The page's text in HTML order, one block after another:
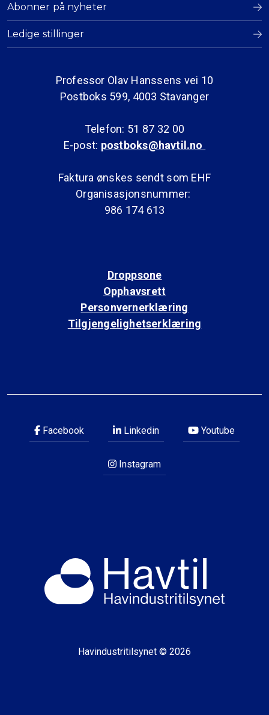
Abonner på nyheter
Ledige stillinger
Professor Olav Hanssens vei 10
Postboks 599, 4003 Stavanger
Telefon: 51 87 32 00
E-post: postboks@havtil.no
Faktura ønskes sendt som EHF
Organisasjonsnummer:
986 174 613
Droppsone
Opphavsrett
Personvernerklæring
Tilgjengelighetserklæring
Facebook Linkedin Youtube
Instagram
Havindustritilsynet © 2026